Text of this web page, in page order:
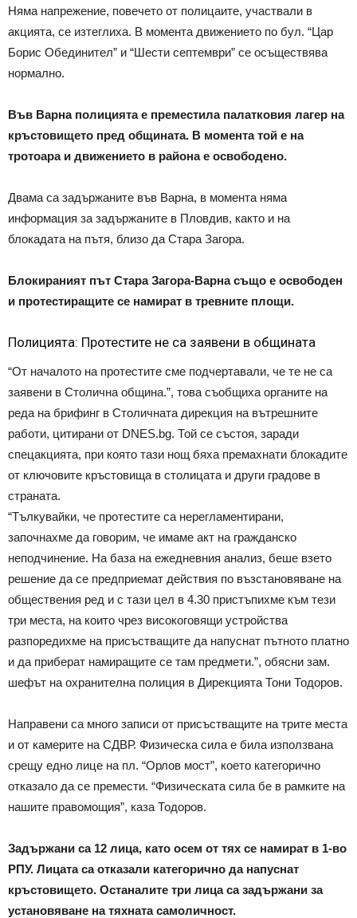
Няма напрежение, повечето от полицаите, участвали в
акцията, се изтеглиха. В момента движението по бул. “Цар
Борис Обединител” и “Шести септември” се осъществява
нормално.
Във Варна полицията е преместила палатковия лагер на
кръстовището пред общината. В момента той е на
тротоара и движението в района е освободено.
Двама са задържаните във Варна, в момента няма
информация за задържаните в Пловдив, както и на
блокадата на пътя, близо да Стара Загора.
Блокираният път Стара Загора-Варна също е освободен
и протестиращите сe намират в тревните площи.
Полицията: Протестите не са заявени в общината
“От началото на протестите сме подчертавали, че те не са
заявени в Столична община.”, това съобщиха органите на
реда на брифинг в Столичната дирекция на вътрешните
работи, цитирани от DNES.bg. Той се състоя, заради
спецакцията, при която тази нощ бяха премахнати блокадите
от ключовите кръстовища в столицата и други градове в
страната.
“Тълкувайки, че протестите са нерегламентирани,
започнахме да говорим, че имаме акт на гражданско
неподчинение. На база на ежедневния анализ, беше взето
решение да се предприемат действия по възстановяване на
обществения ред и с тази цел в 4.30 пристъпихме към тези
три места, на които чрез високоговящи устройства
разпоредихме на присъстващите да напуснат пътното платно
и да приберат намиращите се там предмети.”, обясни зам.
шефът на охранителна полиция в Дирекцията Тони Тодоров.
Направени са много записи от присъстващите на трите места
и от камерите на СДВР. Физическа сила е била използвана
срещу едно лице на пл. “Орлов мост”, което категорично
отказало да се премести. “Физическата сила бе в рамките на
нашите правомощия”, каза Тодоров.
Задържани са 12 лица, като осем от тях се намират в 1-во
РПУ. Лицата са отказали категорично да напуснат
кръстовището. Останалите три лица са задържани за
установяване на тяхната самоличност.